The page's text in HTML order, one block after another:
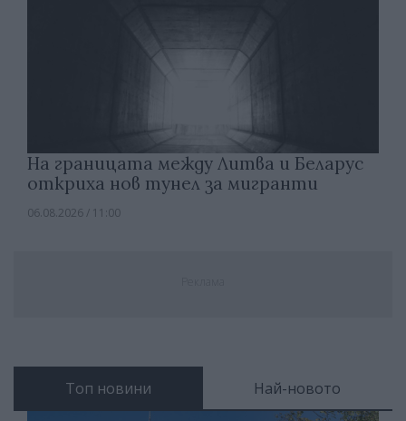
На границата между Литва и Беларус
откриха нов тунел за мигранти
06.08.2026 / 11:00
Топ новини Най-новото